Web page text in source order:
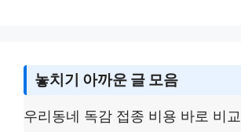
놓치기 아까운 글 모음
우리동네 독감 접종 비용 바로 비교